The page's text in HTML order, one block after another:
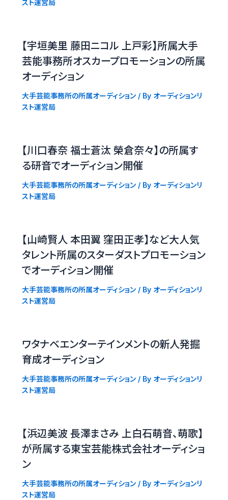
スト運営局
【宇垣美里 藤田ニコル 上戸彩】所属大手
芸能事務所オスカープロモーションの所属
オーディション
大手芸能事務所の所属オーディション/ By オーディションリ
スト運営局
【川口春奈 福士蒼汰 榮倉奈々】の所属す
る研音でオーディション開催
大手芸能事務所の所属オーディション/ By オーディションリ
スト運営局
【山崎賢人 本田翼 窪田正孝】など大人気
タレント所属のスターダストプロモーション
でオーディション開催
大手芸能事務所の所属オーディション/ By オーディションリ
スト運営局
ワタナベエンターテインメントの新人発掘
育成オーディション
大手芸能事務所の所属オーディション/ By オーディションリ
スト運営局
【浜辺美波 長澤まさみ 上白石萌音、萌歌】
が所属する東宝芸能株式会社オーディショ
ン
大手芸能事務所の所属オーディション/ By オーディションリ
スト運営局